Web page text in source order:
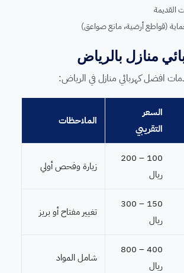
القديمة
(قواطع أرضية، مانع صواعق)
منازل بالرياض
افضل كهربائي منازل في الرياض:
السعر
التقريبي
الملاحظات
100 – 200
ريال
زيارة وفحص أولي
150 – 300
ريال
تغيير مفتاح أو بريز
400 – 800
ريال
شامل المواد